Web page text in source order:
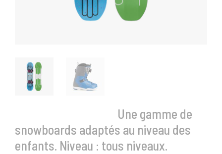
Une gamme de
snowboards adaptés au niveau des
enfants. Niveau : tous niveaux.